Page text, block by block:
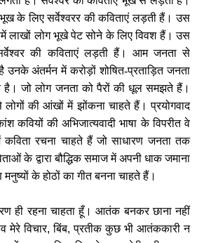
के लिए सर्वेश्वरर की कविताएं लड़ती हैं। उस
लाखों लोग भूखे पेट सोने के लिए विवश हैं। उस
की कविताएं लड़ती हैं। आम जनता से
उनके अंतर्मन में करोड़ों शोषित-प्रताड़ि‍त जनता
जो लोग जनता को पैरों की धूल समझते हैं।
की आंखों में झोंकना चाहते हैं। प्रयोगवाद
कवियों की अभिजात्यवादी भाषा के विपरीत वे
रचना चाहते हैं जो साधारण जनता तक
के द्वारा बौद्धिक समाज में अपनी धाक जमाना
के होठों का गीत बनना चाहते हैं।
ही रहना चाहता हूँ। आतंक बनकर छाना नहीं
मेरे विचार,बिंब,प्रतीक कुछ भी आतंककारी न